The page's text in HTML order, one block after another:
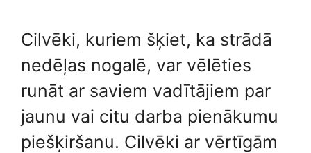
Cilvēki, kuriem šķiet, ka strādā
nedēļas nogalē, var vēlēties
runāt ar saviem vadītājiem par
jaunu vai citu darba pienākumu
piešķiršanu. Cilvēki ar vērtīgām